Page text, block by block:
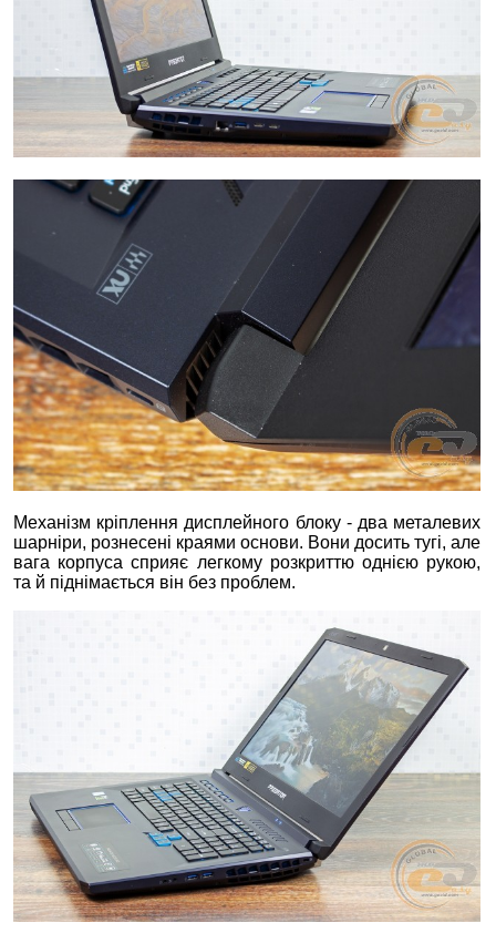
Механізм кріплення дисплейного блоку - два металевих
шарніри, рознесені краями основи. Вони досить тугі, але
вага корпуса сприяє легкому розкриттю однією рукою,
та й піднімається він без проблем.